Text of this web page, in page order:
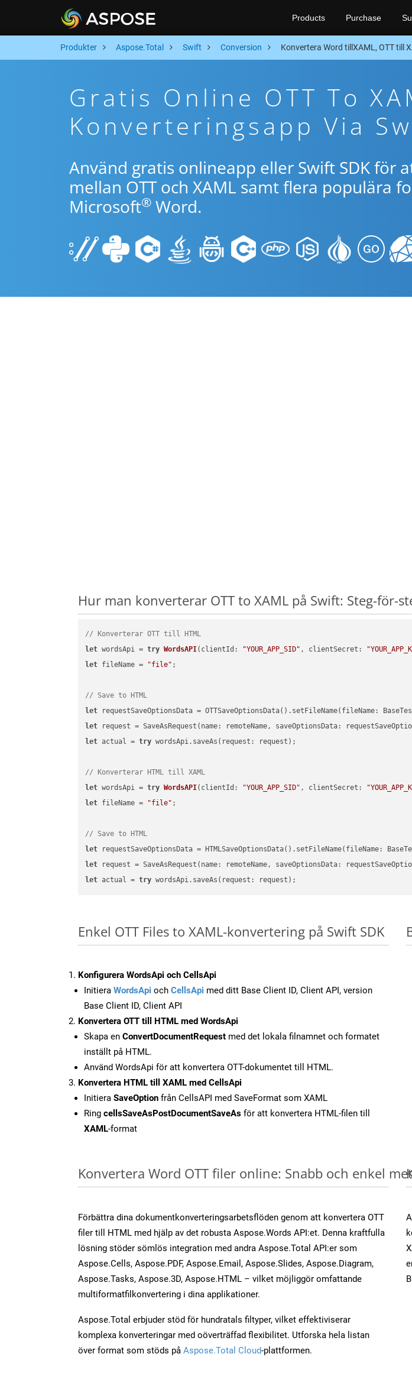
Products Purchase
Produkter Aspose.Total Swift Conversion Konvertera Word tillXAML, OTT till
Gratis Online OTT To
Konverteringsapp Via
Använd gratis onlineapp eller Swift SDK för
mellan OTT och XAML samt flera populära
Microsoft® Word.
Hur man konverterar OTT to XAML på Swift: Steg-för-
// Konverterar OTT till HTML
let wordsApi = try WordsAPI( clientId: "YOUR_APP_SID" , clientSecret:
let fileName = "file" ;
// Save to HTML
let requestSaveOptionsData = OTTSaveOptionsData().setFileName(fileName:
let request = SaveAsRequest(name: remoteName, saveOptionsData:
let actual = try wordsApi.saveAs(request: request);
// Konverterar HTML till XAML
let wordsApi = try WordsAPI( clientId: "YOUR_APP_SID" , clientSecret:
let fileName = "file" ;
// Save to HTML
let requestSaveOptionsData = HTMLSaveOptionsData().setFileName(fileName:
let request = SaveAsRequest(name: remoteName, saveOptionsData:
let actual = try
Enkel OTT Files to XAML-konvertering på Swift SDK
Konfigurera WordsApi och CellsApi
Initiera WordsApi och CellsApi med ditt Base Client ID, Client API, version
Base Client ID, Client API
Konvertera OTT till HTML med WordsApi
Skapa en ConvertDocumentRequest med det lokala filnamnet och formatet
inställt på HTML.
Använd WordsApi för att konvertera OTT-dokumentet till HTML.
Konvertera HTML till XAML med CellsApi
Initiera SaveOption från CellsAPI med SaveFormat som XAML
Ring cellsSaveAsPostDocumentSaveAs för att konvertera HTML-filen till
XAML-format
Konvertera Word OTT filer online: Snabb och enkel
Förbättra dina dokumentkonverteringsarbetsflöden genom att konvertera OTT
filer till HTML med hjälp av det robusta Aspose.Words API:et. Denna kraftfulla
lösning stöder sömlös integration med andra Aspose.Total API:er som
Aspose.Cells, Aspose.PDF, Aspose.Email, Aspose.Slides, Aspose.Diagram,
Aspose.Tasks, Aspose.3D, Aspose.HTML – vilket möjliggör omfattande
multiformatfilkonvertering i dina applikationer.
Aspose.Total erbjuder stöd för hundratals filtyper, vilket effektiviserar
komplexa konverteringar med oöverträffad flexibilitet. Utforska hela listan
över format som stöds på Aspose.Total Cloud-plattformen.